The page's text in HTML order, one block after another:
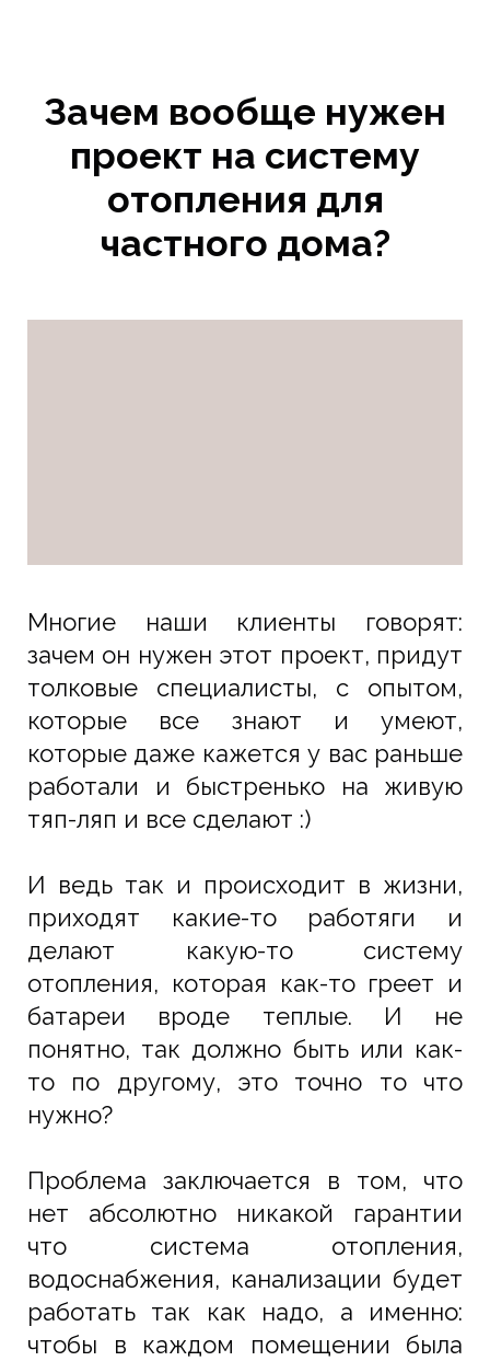
Зачем вообще нужен
проект на систему
отопления для
частного дома?
Многие наши клиенты говорят:
зачем он нужен этот проект, придут
толковые специалисты, с опытом,
которые все знают и умеют,
которые даже кажется у вас раньше
работали и быстренько на живую
тяп-ляп и все сделают :)
И ведь так и происходит в жизни,
приходят какие-то работяги и
делают какую-то систему
отопления, которая как-то греет и
батареи вроде теплые. И не
понятно, так должно быть или как-
то по другому, это точно то что
нужно?
Проблема заключается в том, что
нет абсолютно никакой гарантии
что система отопления,
водоснабжения, канализации будет
работать так как надо, а именно:
чтобы в каждом помещении была